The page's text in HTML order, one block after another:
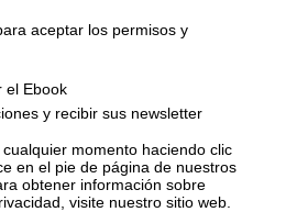
aceptar los permisos y
el Ebook
y recibir sus newsletter
momento haciendo clic
en el pie de página de nuestros
obtener información sobre
visite nuestro sitio web.